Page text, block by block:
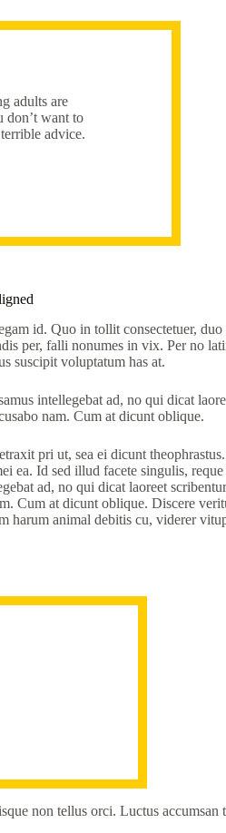
adults are
don’t want to
advice.
id. Quo in tollit consectetuer,
per, falli nonumes in vix. Per no
suscipit voluptatum has at.
intellegebat ad, no qui dicat
nam. Cum at dicunt oblique.
pri ut, sea ei dicunt
ea. Id sed illud facete singulis,
ad, no qui dicat laoreet
Cum at dicunt oblique. Discere
harum animal debitis cu, viderer
non tellus orci. Luctus accumsan